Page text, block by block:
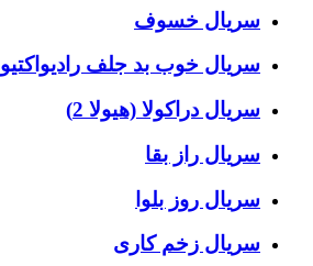
سریال خسوف
سریال خوب بد جلف رادیواکتیو
سریال دراکولا (هیولا 2)
سریال راز بقا
سریال روز بلوا
سریال زخم کاری